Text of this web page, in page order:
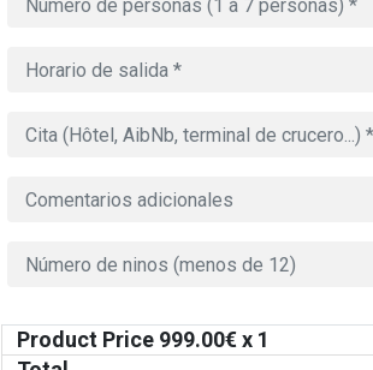
Product Price 999.00€ x 1